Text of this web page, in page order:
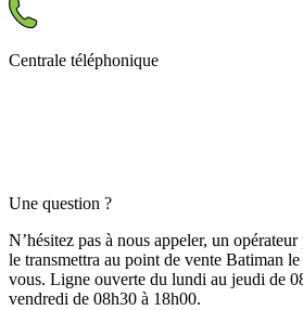
Centrale téléphonique
Une question ?
N’hésitez pas à nous appeler, un
le transmettra au point de vente Batiman
vous. Ligne ouverte du lundi au jeudi de
vendredi de 08h30 à 18h00.